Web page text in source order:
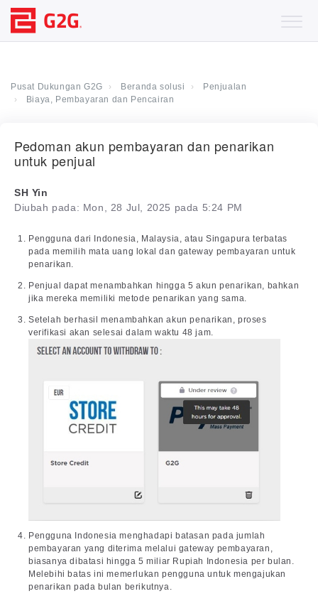
Pusat Dukungan G2G Beranda solusi
Penjualan
Biaya, Pembayaran dan Pencairan
Pedoman akun pembayaran dan penarikan
untuk penjual
SH Yin
Diubah pada: Mon, 28 Jul, 2025 pada 5:24 PM
Pengguna dari Indonesia, Malaysia, atau Singapura terbatas
pada memilih mata uang lokal dan gateway pembayaran untuk
penarikan.
Penjual dapat menambahkan hingga 5 akun penarikan, bahkan
jika mereka memiliki metode penarikan yang sama.
Setelah berhasil menambahkan akun penarikan, proses
verifikasi akan selesai dalam waktu 48 jam.
Pengguna Indonesia menghadapi batasan pada jumlah
pembayaran yang diterima melalui gateway pembayaran,
biasanya dibatasi hingga 5 miliar Rupiah Indonesia per bulan.
Melebihi batas ini memerlukan pengguna untuk mengajukan
penarikan pada bulan berikutnya.